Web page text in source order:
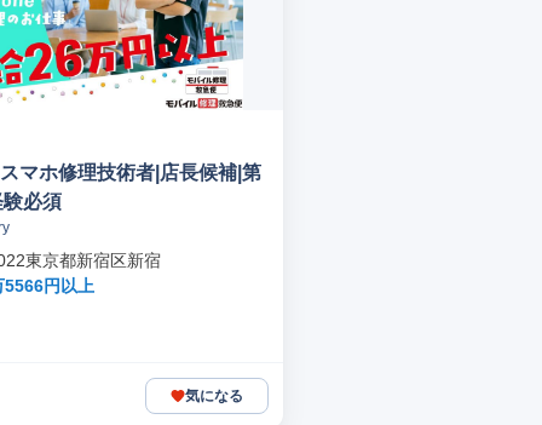
マホ修理技術者|店長候補|第
必須
東京都新宿区新宿
5566円以上
気になる